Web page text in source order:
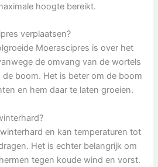
hoogte bereikt.
verplaatsen?
Moerascipres is over het
de omvang van de wortels
boom. Het is beter om de boom
en hem daar te laten groeien.
en kan temperaturen tot
Het is echter belangrijk om
tegen koude wind en vorst.